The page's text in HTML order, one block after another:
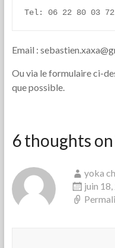
Tel: 06 22 80 03 72
Email :
Ou via le formulaire ci-
que possible.
6 thoughts on
yoka
juin